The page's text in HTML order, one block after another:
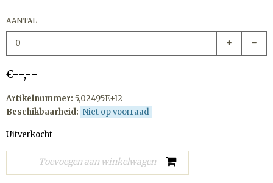
AANTAL
€--,--
Artikelnummer: 5,02495E+12
Beschikbaarheid: Niet op voorraad
Uitverkocht